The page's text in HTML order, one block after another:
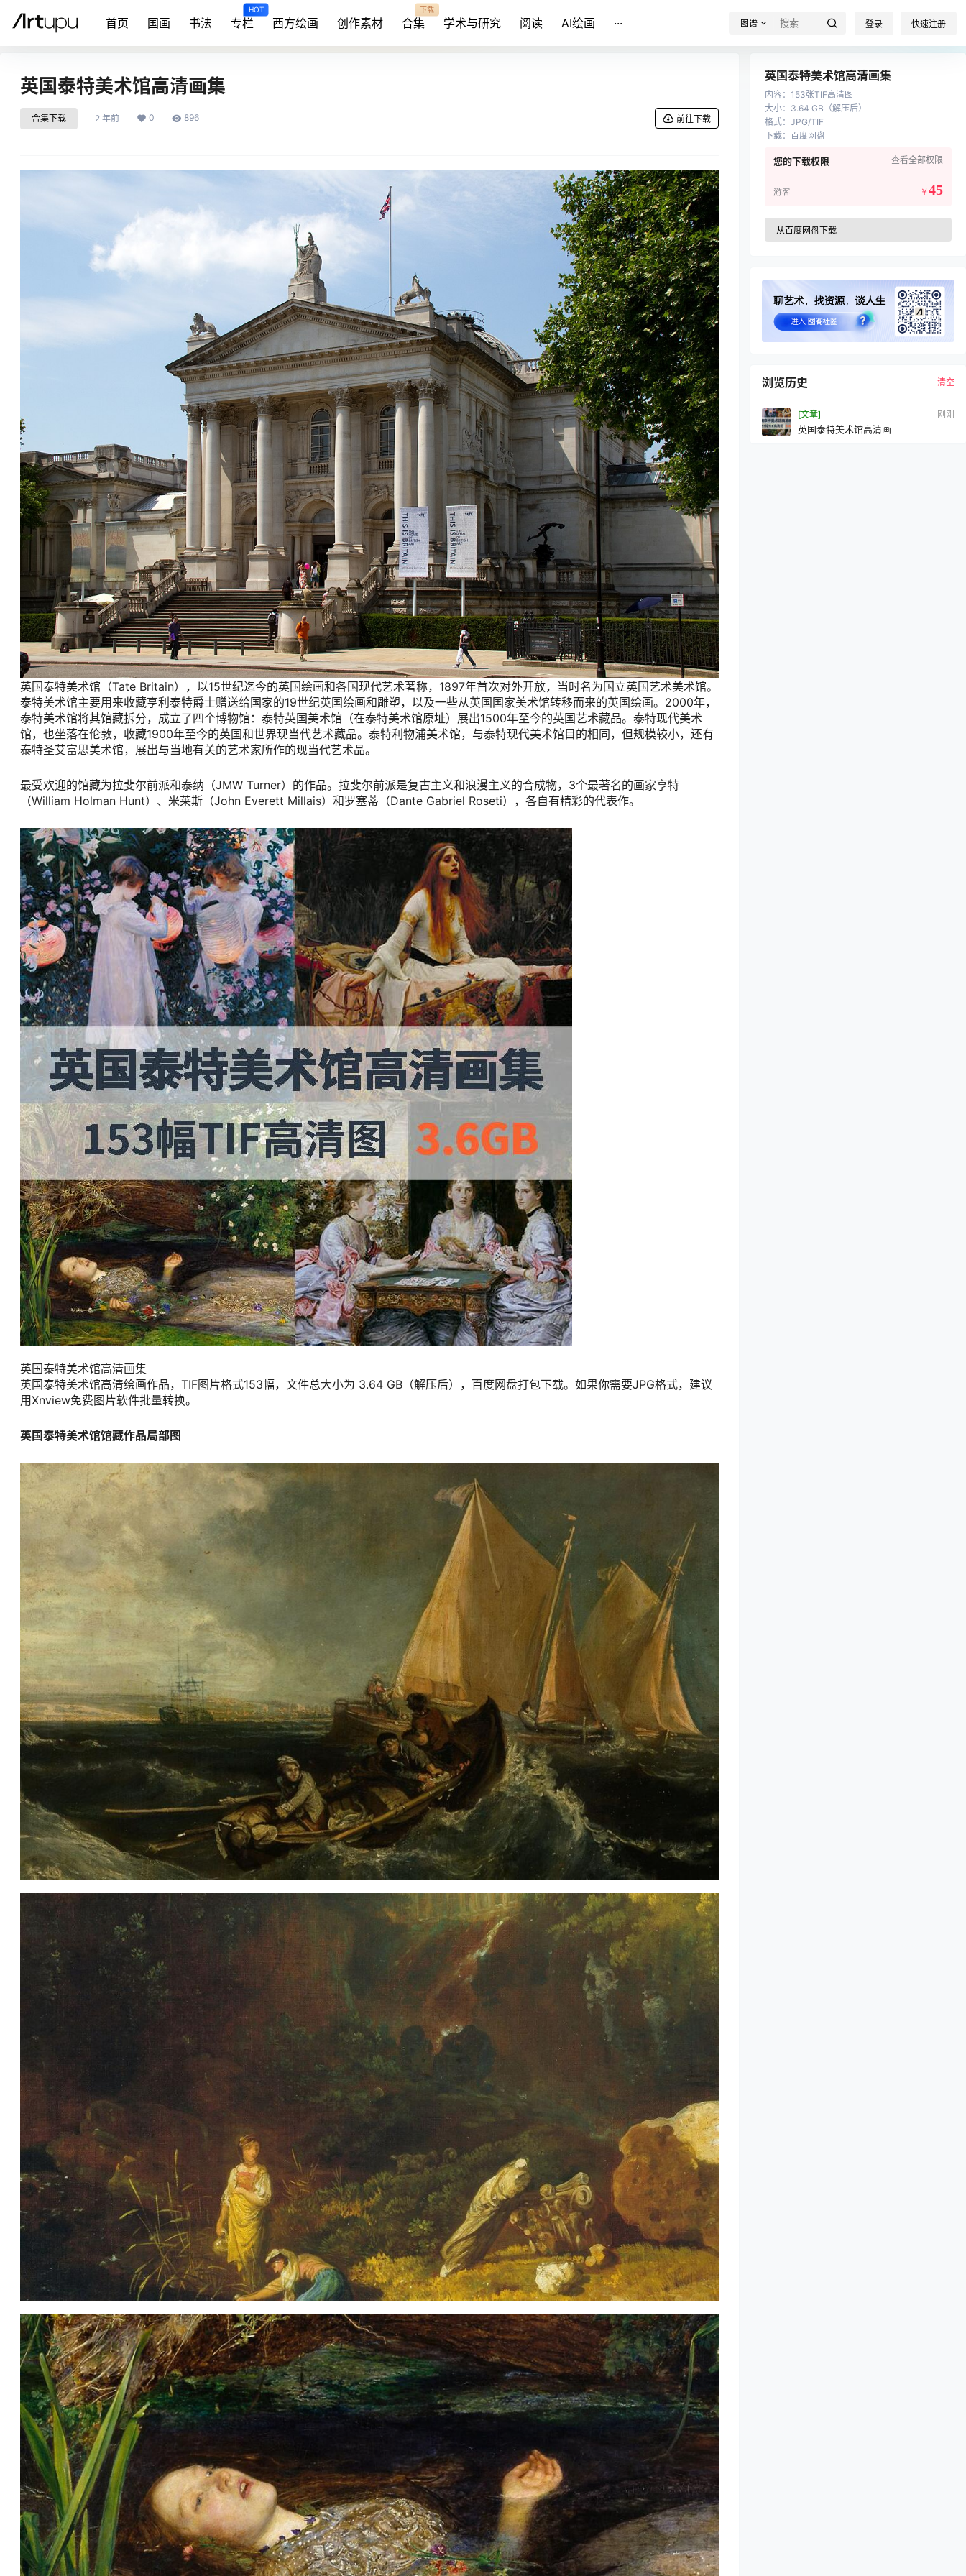
首页 国画 书法 专栏
HOT
西方绘画 创作素材 合集
下载
学术与研究 阅读 AI绘画 ··· 图谱 登录 快速注册
英国泰特美术馆高清画集
合集下载 2 年前 0 896 前往下载
英国泰特美术馆（Tate Britain），以15世纪迄今的英国绘画和各国现代艺术著称，1897年首次对外开放，当时名为国立英国艺术美术馆。
泰特美术馆主要用来收藏亨利泰特爵士赠送给国家的19世纪英国绘画和雕塑，以及一些从英国国家美术馆转移而来的英国绘画。2000年，
泰特美术馆将其馆藏拆分，成立了四个博物馆：泰特英国美术馆（在泰特美术馆原址）展出1500年至今的英国艺术藏品。泰特现代美术
馆，也坐落在伦敦，收藏1900年至今的英国和世界现当代艺术藏品。泰特利物浦美术馆，与泰特现代美术馆目的相同，但规模较小，还有
泰特圣艾富思美术馆，展出与当地有关的艺术家所作的现当代艺术品。
最受欢迎的馆藏为拉斐尔前派和泰纳（JMW Turner）的作品。拉斐尔前派是复古主义和浪漫主义的合成物，3个最著名的画家亨特
（William Holman Hunt）、米莱斯（John Everett Millais）和罗塞蒂（Dante Gabriel Roseti），各自有精彩的代表作。
英国泰特美术馆高清画集
英国泰特美术馆高清绘画作品，TIF图片格式153幅，文件总大小为 3.64 GB（解压后），百度网盘打包下载。如果你需要JPG格式，建议
用Xnview免费图片软件批量转换。
英国泰特美术馆馆藏作品局部图
英国泰特美术馆高清画集
内容： 153张TIF高清图
大小： 3.64 GB（解压后）
格式： JPG/TIF
下载： 百度网盘
您的下载权限 查看全部权限
游客 ￥ 45
从百度网盘下载
浏览历史 清空
[文章] 刚刚
英国泰特美术馆高清画